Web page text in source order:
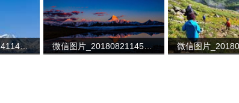
微信图片_20180914114153 微信图片_20180821145727